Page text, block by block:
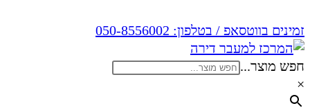
זמינים בווטסאפ / בטלפון: 050-8556002
חפש מוצר...
×